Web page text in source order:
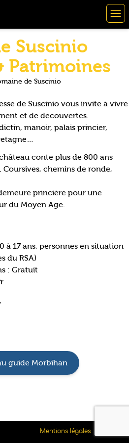
Suscinio
Patrimoines
de Suscinio
de Suscinio vous invite à vivre
et de découvertes.
manoir, palais princier,
conte plus de 800 ans
chemins de ronde,
princière pour une
du Moyen Âge.
à 17 ans, personnes en situation
du RSA)
: Gratuit
guide Morbihan
Mentions légales